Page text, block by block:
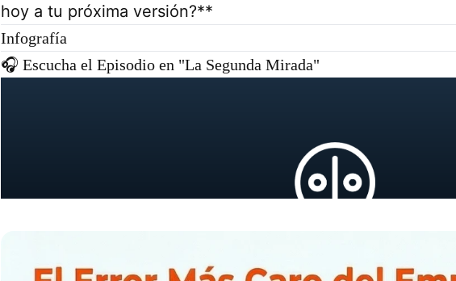
hoy a tu próxima versión?**
Infografía
🎧 Escucha el Episodio en "La Segunda Mirada"